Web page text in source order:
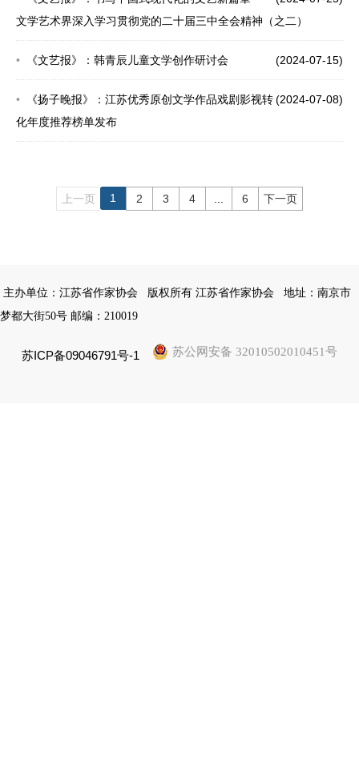
文学艺术界深入学习贯彻党的二十届三中全会精神（之二）
(2024-07-15)
《文艺报》：韩青辰儿童文学创作研讨会
(2024-07-08)
《扬子晚报》：江苏优秀原创文学作品戏剧影视转
化年度推荐榜单发布
上一页 1 2 3 4 6 下一页
主办单位：江苏省作家协会 版权所有 江苏省作家协会
地址：南京市
梦都大街50号 邮编：210019
苏ICP备09046791号-1 苏公网安备 32010502010451号